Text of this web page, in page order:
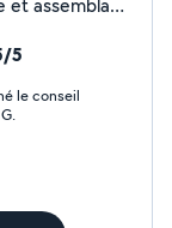
assemblage
5
le conseil